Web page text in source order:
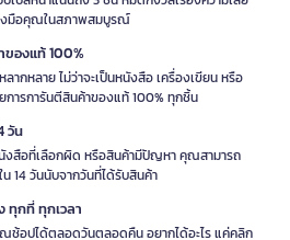
งมือคุณในสภาพสมบูรณ์
องแท้ 100%
ากหลาย ไม่ว่าจะเป็นหนังสือ เครื่องเขียน หรือ
การการันตีสินค้าของแท้ 100% ทุกชิ้น
วัน
นังสือที่เลือกผิด หรือสินค้ามีปัญหา คุณสามารถ
14 วันนับจากวันที่ได้รับสินค้า
ทุกที่ ทุกเวลา
ช้อปได้ตลอดวันตลอดคืน อยากได้อะไร แค่คลิก